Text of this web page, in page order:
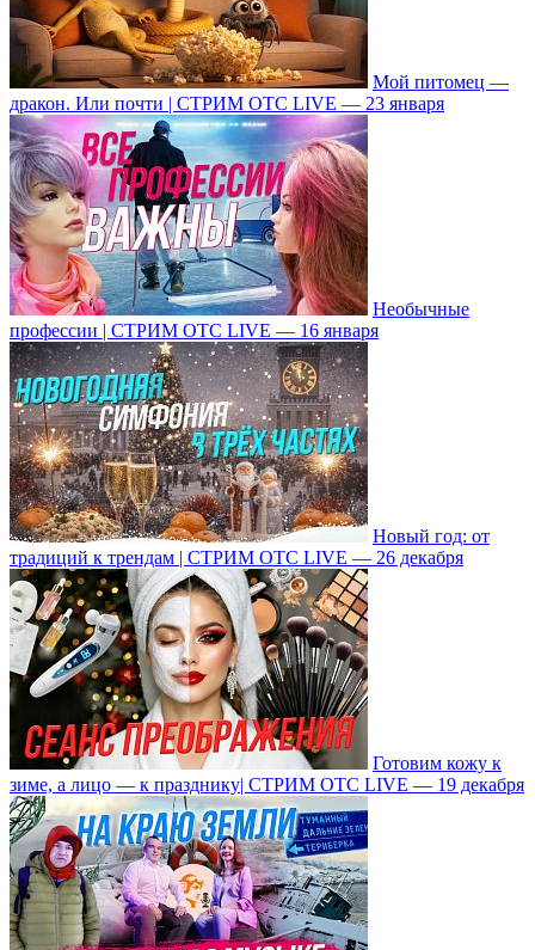
Мой питомец —
дракон. Или почти | СТРИМ ОТС LIVE — 23 января
Необычные
профессии | СТРИМ ОТС LIVE — 16 января
Новый год: от
традиций к трендам | СТРИМ ОТС LIVE — 26 декабря
Готовим кожу к
зиме, а лицо — к празднику| СТРИМ ОТС LIVE — 19 декабря